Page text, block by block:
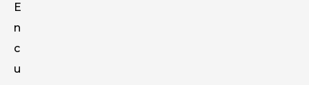
E
n
c
u